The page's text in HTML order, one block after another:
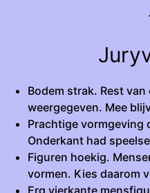
Bodem strak. Rest
weergegeven. Mee
Prachtige vormgeving
Onderkant had
Figuren hoekig.
vormen. Kies daarom